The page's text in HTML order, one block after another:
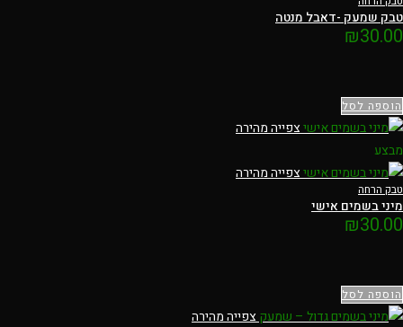
טבק שמעק -דאבל מנטה
₪30.00
הוספה לסל
צפייה מהירה
מבצע
צפייה מהירה
טבק הרחה
מיני בשמים אישי
₪30.00
הוספה לסל
צפייה מהירה